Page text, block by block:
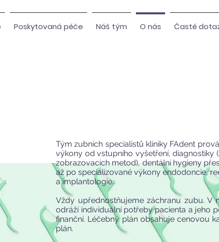
Poskytovaná péče Náš tým O nás Časté
Tým zubních specialistů kliniky FAdent
výkony od vstupního vyšetření, diagnostiky
zobrazovacích metod), dentální hygieny
až po specializované výkony endodoncie,
a implantologie.
Vždy upřednostňujeme záchranu zubu. V
odráží individuální potřeby pacienta a jeho
finanční. Léčebný plán obsahuje cenovou
plán.